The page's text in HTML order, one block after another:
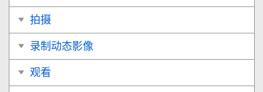
拍摄
录制动态影像
观看